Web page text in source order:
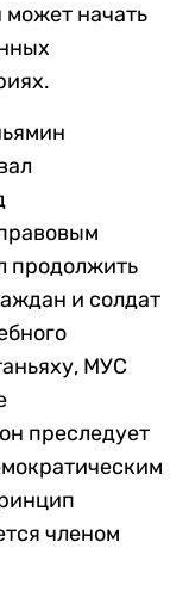
может начать
продолжить
и солдат
МУС
преследует
членом